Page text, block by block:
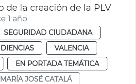
de la creación de la PLV
1 año
SEGURIDAD CIUDADANA
VALENCIA
EN PORTADA TEMÁTICA
MARÍA JOSÉ CATALÁ